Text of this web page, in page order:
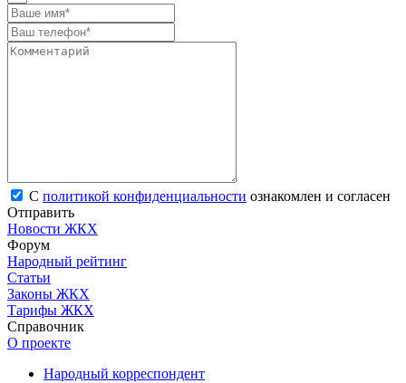
С политикой конфиденциальности ознакомлен и согласен
Отправить
Новости ЖКХ
Форум
Народный рейтинг
Статьи
Законы ЖКХ
Тарифы ЖКХ
Справочник
О проекте
Народный корреспондент